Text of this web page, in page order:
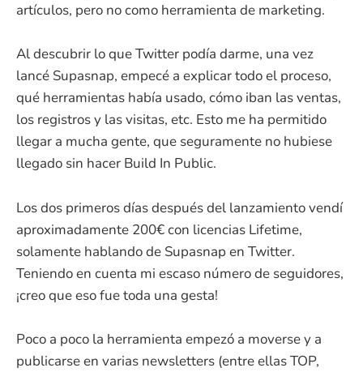
artículos, pero no como herramienta de marketing.
Al descubrir lo que Twitter podía darme, una vez
lancé Supasnap, empecé a explicar todo el proceso,
qué herramientas había usado, cómo iban las ventas,
los registros y las visitas, etc. Esto me ha permitido
llegar a mucha gente, que seguramente no hubiese
llegado sin hacer Build In Public.
Los dos primeros días después del lanzamiento vendí
aproximadamente 200€ con licencias Lifetime,
solamente hablando de Supasnap en Twitter.
Teniendo en cuenta mi escaso número de seguidores,
¡creo que eso fue toda una gesta!
Poco a poco la herramienta empezó a moverse y a
publicarse en varias newsletters (entre ellas TOP,